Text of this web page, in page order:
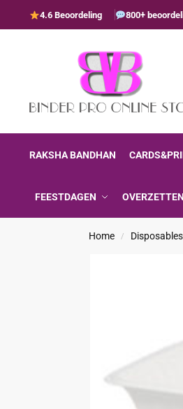
4.6 Beoordeling 800+
RAKSHA BANDHAN
FEESTDAGEN OVERZETTEN
Home / Disposables